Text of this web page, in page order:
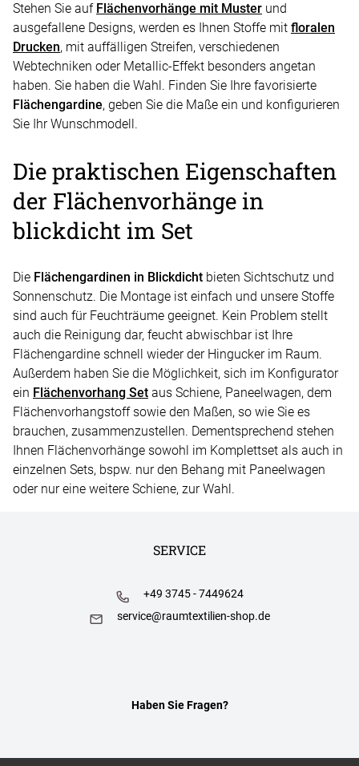
Stehen Sie auf Flächenvorhänge mit Muster und
ausgefallene Designs, werden es Ihnen Stoffe mit floralen
Drucken, mit auffälligen Streifen, verschiedenen
Webtechniken oder Metallic-Effekt besonders angetan
haben. Sie haben die Wahl. Finden Sie Ihre favorisierte
Flächengardine, geben Sie die Maße ein und konfigurieren
Sie Ihr Wunschmodell.
Die praktischen Eigenschaften
der Flächenvorhänge in
blickdicht im Set
Die Flächengardinen in Blickdicht bieten Sichtschutz und
Sonnenschutz. Die Montage ist einfach und unsere Stoffe
sind auch für Feuchträume geeignet. Kein Problem stellt
auch die Reinigung dar, feucht abwischbar ist Ihre
Flächengardine schnell wieder der Hingucker im Raum.
Außerdem haben Sie die Möglichkeit, sich im Konfigurator
ein Flächenvorhang Set aus Schiene, Paneelwagen, dem
Flächenvorhangstoff sowie den Maßen, so wie Sie es
brauchen, zusammenzustellen. Dementsprechend stehen
Ihnen Flächenvorhänge sowohl im Komplettset als auch in
einzelnen Sets, bspw. nur den Behang mit Paneelwagen
oder nur eine weitere Schiene, zur Wahl.
SERVICE
Haben Sie Fragen?
+49 3745 - 7449624
service@raumtextilien-shop.de